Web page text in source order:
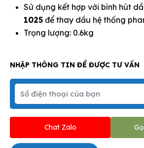
Sử dụng kết hợp với bình hút
1025 để thay dầu hệ thống
Trọng lượng: 0.6kg
NHẬP THÔNG TIN ĐỂ ĐƯỢC TƯ VẤN
Chat Zalo